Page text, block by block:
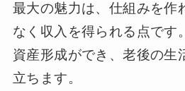
最大の魅力は、仕組みを作
なく収入を得られる点です
資産形成ができ、老後の生
立ちます。